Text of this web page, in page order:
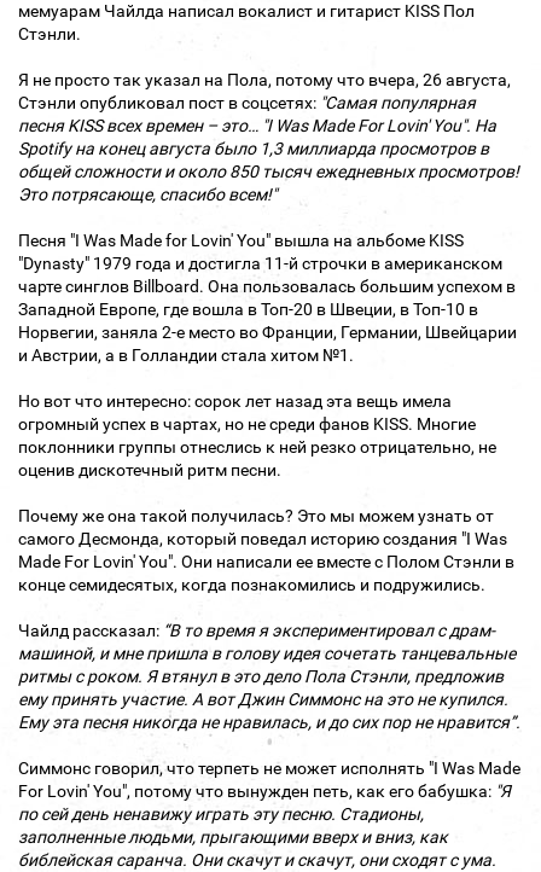
мемуарам Чайлда написал вокалист и гитарист KISS Пол
Стэнли.
Я не просто так указал на Пола, потому что вчера, 26 августа,
Стэнли опубликовал пост в соцсетях: "Самая популярная
песня KISS всех времен – это… "I Was Made For Lovin' You". На
Spotify на конец августа было 1,3 миллиарда просмотров в
общей сложности и около 850 тысяч ежедневных просмотров!
Это потрясающе, спасибо всем!"
Песня "I Was Made for Lovin' You" вышла на альбоме KISS
"Dynasty" 1979 года и достигла 11-й строчки в американском
чарте синглов Billboard. Она пользовалась большим успехом в
Западной Европе, где вошла в Топ-20 в Швеции, в Топ-10 в
Норвегии, заняла 2-е место во Франции, Германии, Швейцарии
и Австрии, а в Голландии стала хитом №1.
Но вот что интересно: сорок лет назад эта вещь имела
огромный успех в чартах, но не среди фанов KISS. Многие
поклонники группы отнеслись к ней резко отрицательно, не
оценив дискотечный ритм песни.
Почему же она такой получилась? Это мы можем узнать от
самого Десмонда, который поведал историю создания "I Was
Made For Lovin' You". Они написали ее вместе с Полом Стэнли в
конце семидесятых, когда познакомились и подружились.
Чайлд рассказал: “В то время я экспериментировал с драм-
машиной, и мне пришла в голову идея сочетать танцевальные
ритмы с роком. Я втянул в это дело Пола Стэнли, предложив
ему принять участие. А вот Джин Симмонс на это не купился.
Ему эта песня никогда не нравилась, и до сих пор не нравится”.
Симмонс говорил, что терпеть не может исполнять "I Was Made
For Lovin' You", потому что вынужден петь, как его бабушка: "Я
по сей день ненавижу играть эту песню. Стадионы,
заполненные людьми, прыгающими вверх и вниз, как
библейская саранча. Они скачут и скачут, они сходят с ума.